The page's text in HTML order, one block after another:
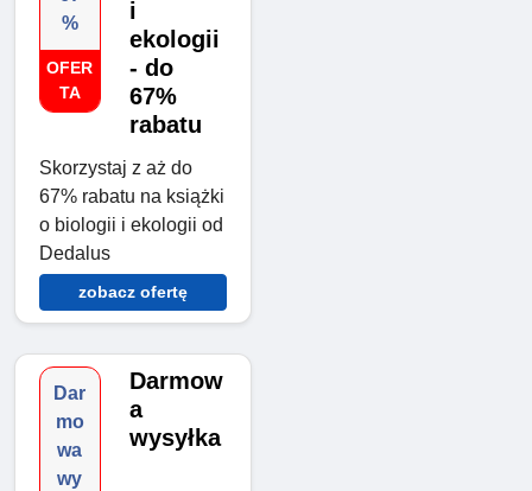
%
OFER
TA
i
ekologii
- do
67%
rabatu
Skorzystaj z aż do
67% rabatu na książki
o biologii i ekologii od
Dedalus
zobacz ofertę
Dar
mo
wa
wy
Darmow
a
wysyłka